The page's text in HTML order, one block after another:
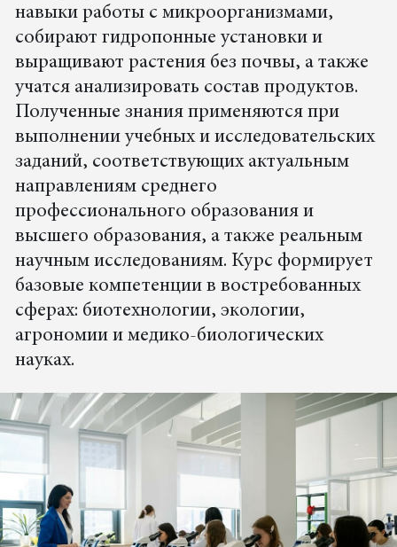
навыки работы с микроорганизмами,
собирают гидропонные установки и
выращивают растения без почвы, а также
учатся анализировать состав продуктов.
Полученные знания применяются при
выполнении учебных и исследовательских
заданий, соответствующих актуальным
направлениям среднего
профессионального образования и
высшего образования, а также реальным
научным исследованиям. Курс формирует
базовые компетенции в востребованных
сферах: биотехнологии, экологии,
агрономии и медико-биологических
науках.